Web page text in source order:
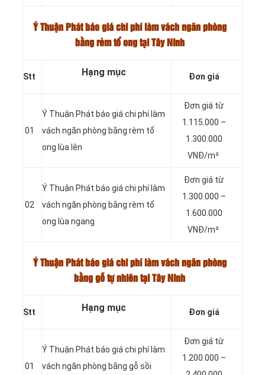
Ý Thuận Phát báo giá chi phí làm vách ngăn phòng
bằng rèm tổ ong tại Tây Ninh
Stt Hạng mục Đơn giá
01
Ý Thuận Phát báo giá chi phí làm
vách ngăn phòng bằng rèm tổ
ong lùa lên
Đơn giá từ
1.115.000 –
1.300.000
VNĐ/m²
02
Ý Thuận Phát báo giá chi phí làm
vách ngăn phòng bằng rèm tổ
ong lùa ngang
Đơn giá từ
1.300.000 –
1.600.000
VNĐ/m²
Ý Thuận Phát báo giá chi phí làm vách ngăn phòng
bằng gỗ tự nhiên tại Tây Ninh
Stt Hạng mục Đơn giá
01
Ý Thuận Phát báo giá chi phí làm
vách ngăn phòng bằng gỗ sồi
Đơn giá từ
1.200.000 –